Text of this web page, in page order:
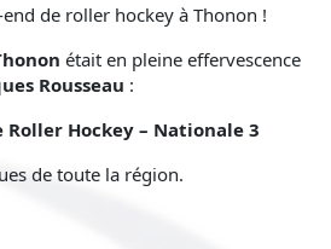
de roller hockey à Thonon !
était en pleine effervescence
Rousseau :
Hockey – Nationale 3
de toute la région.